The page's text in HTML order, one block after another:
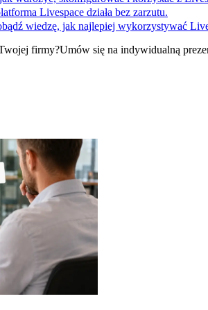
Livespace działa bez zarzutu.
wiedzę, jak najlepiej wykorzystywać
firmy?Umów się na indywidualną